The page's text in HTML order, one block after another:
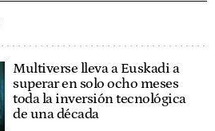
Multiverse lleva a Euskadi a
superar en solo ocho meses
toda la inversión tecnológica
de una década